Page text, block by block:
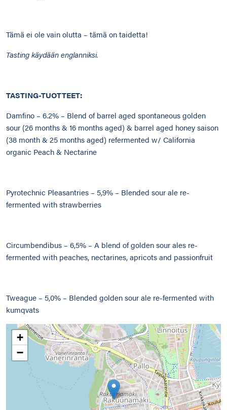
Tämä ei ole vain olutta – tämä on taidetta!
Tasting käydään englanniksi.
TASTING-TUOTTEET:
Damfino – 6.2% – Blend of barrel aged spontaneous golden
sour (26 months & 16 months aged) & barrel aged honey saison
(38 month & 25 months aged) refermented w/ California
organic Peach & Nectarine
Pyrotechnic Pleasantries – 5,9% – Blended sour ale re-
fermented with strawberries
Circumbendibus – 6,5% – A blend of golden sour ales re-
fermented with peaches, nectarines, apricots and passionfruit
Tweague – 5,0% – Blended golden sour ale re-fermented with
kumqvats
+
−